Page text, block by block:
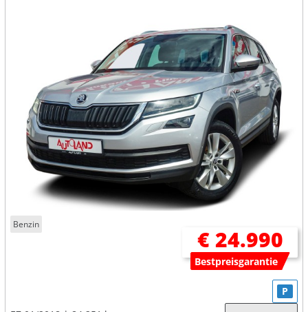
Benzin
€ 24.990
Bestpreisgarantie
P